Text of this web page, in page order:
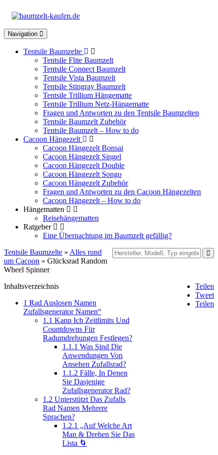
Toggle
navigation
Navigation
Tentsile Baumzelte
Tentsile Flite Baumzelt
Tentsile Connect Baumzelt
Tentsile Vista Baumzelt
Tentsile Stingray Baumzelt
Tentsile Trillium Hängematte
Tentsile Trillium Netz-Hängematte
Fragen und Antworten zu den Tentsile Baumzelten
Tentsile Baumzelt Zubehör
Tentsile Baumzelt – How to do
Cacoon Hängezelt
Cacoon Hängezelt Bonsai
Cacoon Hängezelt Singel
Cacoon Hängezelt Double
Cacoon Hängezelt Songo
Cacoon Hängezelt Zubehör
Fragen und Antworten zu den Cacoon Hängezelten
Cacoon Hängezelt – How to do
Hängematten
Reisehängematten
Ratgeber
Eine Übernachtung im Baumzelt gefällig?
Tentsile Baumzelte » Alles rund
um Cacoon » Glücksrad Random
Wheel Spinner
Teilen
Tweet
Teilen
Inhaltsverzeichnis
1 Rad Auslosen Namen
Zufallsgenerator Namen“
1.1 Kann Ich Zeitlimits Und
Countdowns Für
Radumdrehungen Festlegen?
1.1.1 Was Sind Die
Anwendungen Von
Ansehen Zufallsrad?
1.1.2 Fälle, In Denen
Sie Dasjenige
Zufallsgenerator Rad?
1.2 Unterstützt Das Zufalls
Rad Namen Mehrere
Sprachen?
1.2.1 „Auf Welche Art
Man & Drehen Sie Das
Lista 🌀